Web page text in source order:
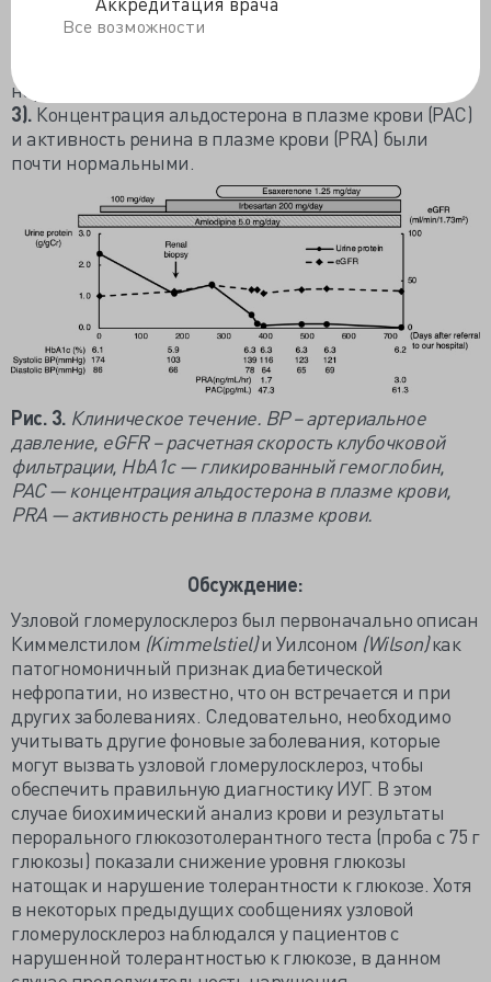
Все возможности
почек, после чего протеинурия быстро уменьшилась.
За более чем 1 год с момента начала приема
нарушение функции почек или гиперкалиемия
3). Концентрация альдостерона в плазме крови (PAC)
и активность ренина в плазме крови (PRA) были
почти нормальными.
Рис. 3. Клиническоетечение. BP – артериальное
давление, eGFR – расчетная скорость клубочковой
фильтрации, HbA1c — гликированный гемоглобин,
PAC — концентрация альдостерона в плазме крови,
PRA — активность ренина в плазме крови.
Обсуждение:
Узловой гломерулосклероз был первоначально описан
Киммелстилом (Kimmelstiel)и Уилсоном (Wilson)как
патогномоничный признак диабетической
нефропатии, но известно, что он встречается и при
других заболеваниях. Следовательно, необходимо
учитывать другие фоновые заболевания, которые
могут вызвать узловой гломерулосклероз, чтобы
обеспечить правильную диагностику ИУГ. В этом
случае биохимический анализ крови и результаты
перорального глюкозотолерантного теста (проба с 75 г
глюкозы) показали снижение уровня глюкозы
натощак и нарушение толерантности к глюкозе. Хотя
в некоторых предыдущих сообщениях узловой
гломерулосклероз наблюдался у пациентов с
нарушенной толерантностью к глюкозе, в данном